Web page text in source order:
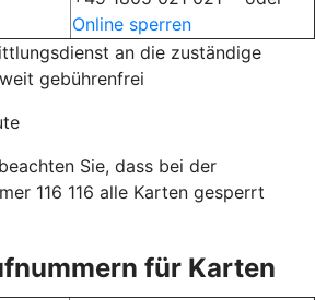
Online sperren
an die zuständige
gebührenfrei
Sie, dass bei der
116 116 alle Karten gesperrt
für Karten